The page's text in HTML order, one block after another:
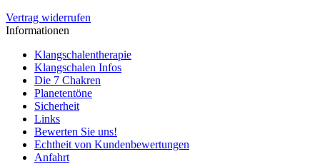
Vertrag widerrufen
Informationen
Klangschalentherapie
Klangschalen Infos
Die 7 Chakren
Planetentöne
Sicherheit
Links
Bewerten Sie uns!
Echtheit von Kundenbewertungen
Anfahrt